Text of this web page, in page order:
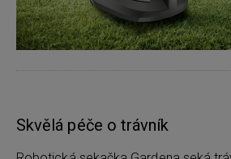
Skvělá péče o trávník